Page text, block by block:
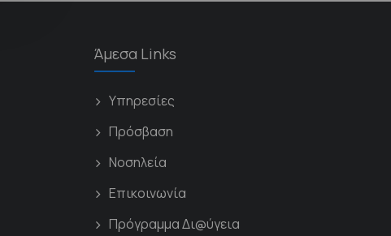
Άμεσα Links
Υπηρεσίες
Πρόσβαση
Νοσηλεία
Επικοινωνία
Πρόγραμμα Δι@ύγεια